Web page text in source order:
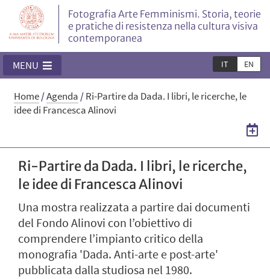
Fotografia Arte Femminismi. Storia, teorie
e pratiche di resistenza nella cultura visiva
contemporanea
IT EN
MENU
Home/Agenda /Ri-Partire da Dada. I libri, le ricerche, le
idee di Francesca Alinovi
Ri-Partire da Dada. I libri, le ricerche,
le idee di Francesca Alinovi
Una mostra realizzata a partire dai documenti
del Fondo Alinovi con l’obiettivo di
comprendere l’impianto critico della
monografia 'Dada. Anti-arte e post-arte'
pubblicata dalla studiosa nel 1980.